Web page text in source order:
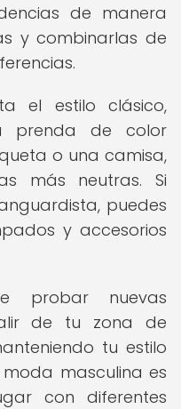
de manera
y combinarlas de
el estilo clásico,
prenda de color
o una camisa,
más neutras. Si
puedes
y accesorios
probar nuevas
de tu zona de
tu estilo
masculina es
con diferentes